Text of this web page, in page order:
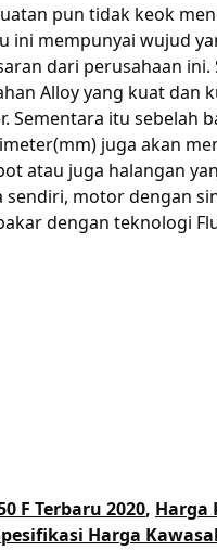
pun tidak keok
ini mempunyai wujud
dari perusahaan ini.
Alloy yang kuat dan
Sementara itu sebelah
juga akan
atau juga halangan
motor dengan
dengan teknologi
F Terbaru 2020, Harga
Harga